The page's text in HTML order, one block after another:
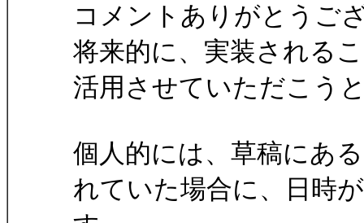
コメントありがとうご
将来的に、実装される
活用させていただこう
個人的には、草稿にあ
れていた場合に、日時